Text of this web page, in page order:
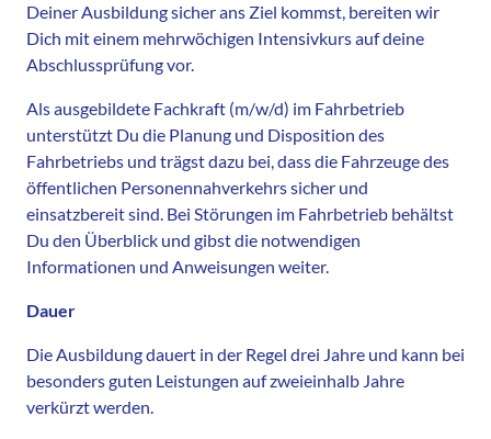
Deiner Ausbildung sicher ans Ziel kommst, bereiten wir
Dich mit einem mehrwöchigen Intensivkurs auf deine
Abschlussprüfung vor.
Als ausgebildete Fachkraft (m/w/d) im Fahrbetrieb
unterstützt Du die Planung und Disposition des
Fahrbetriebs und trägst dazu bei, dass die Fahrzeuge des
öffentlichen Personennahverkehrs sicher und
einsatzbereit sind. Bei Störungen im Fahrbetrieb behältst
Du den Überblick und gibst die notwendigen
Informationen und Anweisungen weiter.
Dauer
Die Ausbildung dauert in der Regel drei Jahre und kann bei
besonders guten Leistungen auf zweieinhalb Jahre
verkürzt werden.